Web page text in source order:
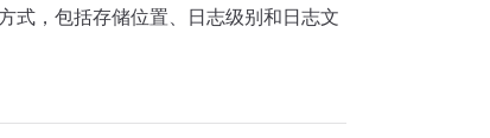
式，包括存储位置、日志级别和日志文